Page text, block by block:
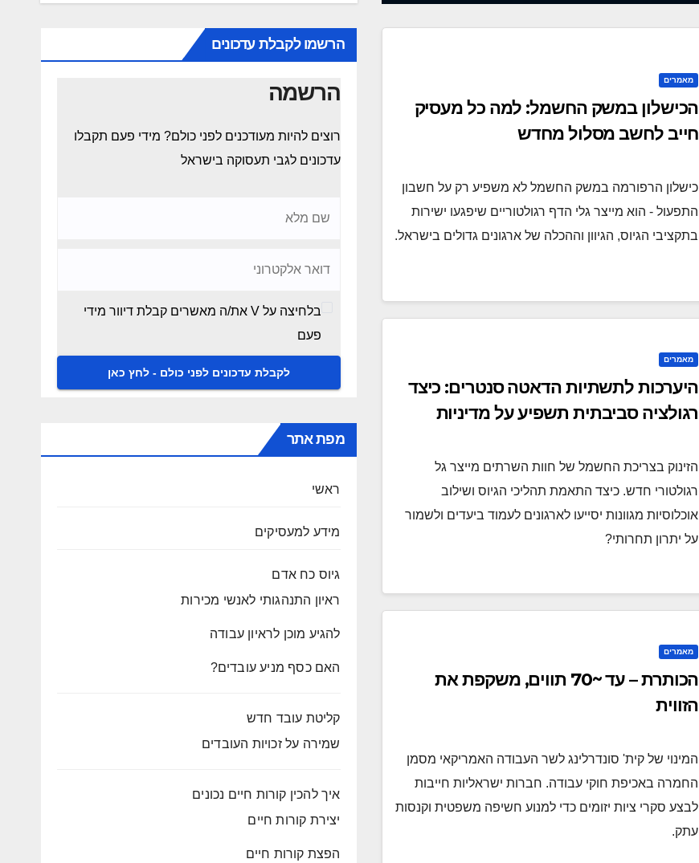
מאמרים
הכישלון במשק החשמל: למה כל מעסיק
חייב לחשב מסלול מחדש
כישלון הרפורמה במשק החשמל לא משפיע רק על חשבון
התפעול - הוא מייצר גלי הדף רגולטוריים שיפגעו ישירות
בתקציבי הגיוס, הגיוון וההכלה של ארגונים גדולים בישראל.
מאמרים
היערכות לתשתיות הדאטה סנטרים: כיצד
רגולציה סביבתית תשפיע על מדיניות
הזינוק בצריכת החשמל של חוות השרתים מייצר גל
רגולטורי חדש. כיצד התאמת תהליכי הגיוס ושילוב
אוכלוסיות מגוונות יסייעו לארגונים לעמוד ביעדים ולשמור
על יתרון תחרותי?
מאמרים
הכותרת – עד ~70 תווים, משקפת את
הזווית
המינוי של קית' סונדרלינג לשר העבודה האמריקאי מסמן
החמרה באכיפת חוקי עבודה. חברות ישראליות חייבות
לבצע סקרי ציות יזומים כדי למנוע חשיפה משפטית וקנסות
עתק.
הרשמו לקבלת עדכונים
הרשמה
רוצים להיות מעודכנים לפני כולם? מידי פעם תקבלו
עדכונים לגבי תעסוקה בישראל
בלחיצה על V את/ה מאשרים קבלת דיוור מידי
פעם
מפת אתר
ראשי
מידע למעסיקים
גיוס כח אדם
ראיון התנהגותי לאנשי מכירות
להגיע מוכן לראיון עבודה
האם כסף מניע עובדים?
קליטת עובד חדש
שמירה על זכויות העובדים
איך להכין קורות חיים נכונים
יצירת קורות חיים
הפצת קורות חיים